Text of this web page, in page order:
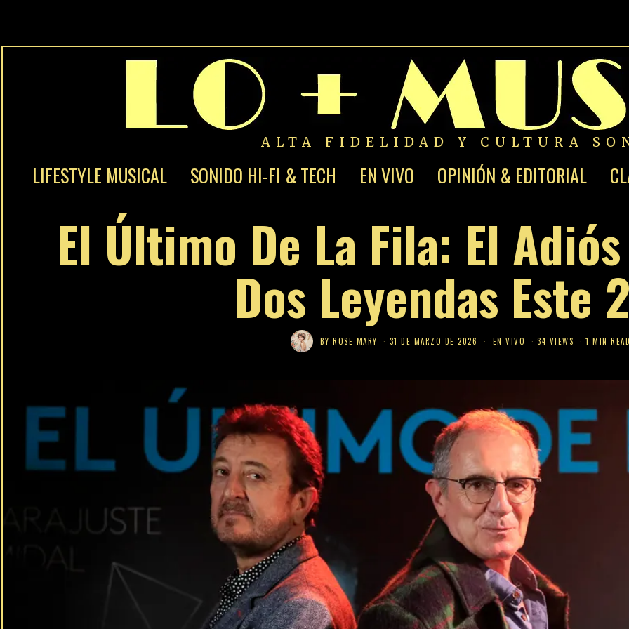
ALTA FIDELIDAD Y CULTURA
LIFESTYLE MUSICAL SONIDO HI-FI & TECH EN VIVO OPINIÓN & EDITORIAL
El Último De La Fila: El
Dos Leyendas Este
BY ROSE MARY 31 DE MARZO DE 2026 EN VIVO 34 VIEWS 1 MIN